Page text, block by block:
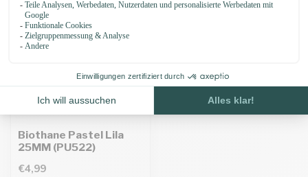
Biothane Pastel Lila
25MM (PU522)
€4,99